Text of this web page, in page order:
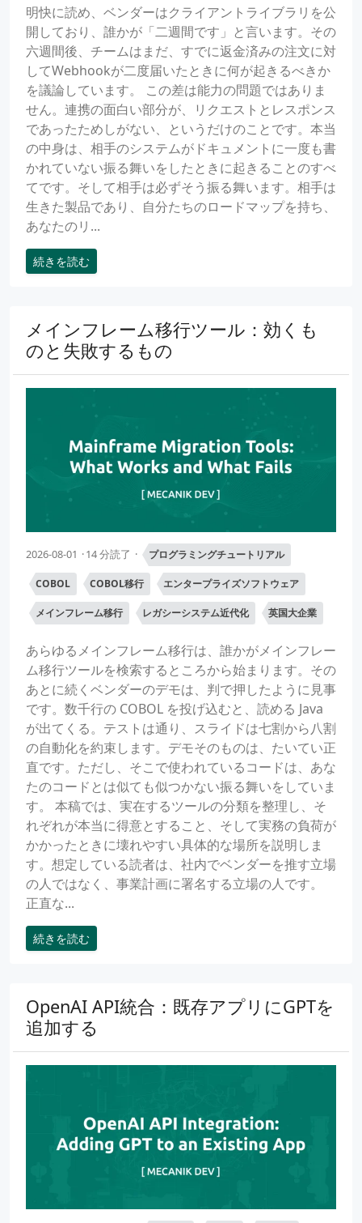
明快に読め、ベンダーはクライアントライブラリを公
開しており、誰かが「二週間です」と言います。その
六週間後、チームはまだ、すでに返金済みの注文に対
してWebhookが二度届いたときに何が起きるべきか
を議論しています。 この差は能力の問題ではありま
せん。連携の面白い部分が、リクエストとレスポンス
であったためしがない、というだけのことです。本当
の中身は、相手のシステムがドキュメントに一度も書
かれていない振る舞いをしたときに起きることのすべ
てです。そして相手は必ずそう振る舞います。相手は
生きた製品であり、自分たちのロードマップを持ち、
あなたのリ...
続きを読む
メインフレーム移行ツール：効くも
のと失敗するもの
2026-08-01 14 分読了 プログラミングチュートリアル
COBOL COBOL移行 エンタープライズソフトウェア
メインフレーム移行 レガシーシステム近代化 英国大企業
あらゆるメインフレーム移行は、誰かがメインフレー
ム移行ツールを検索するところから始まります。その
あとに続くベンダーのデモは、判で押したように見事
です。数千行の COBOL を投げ込むと、読める Java
が出てくる。テストは通り、スライドは七割から八割
の自動化を約束します。デモそのものは、たいてい正
直です。ただし、そこで使われているコードは、あな
たのコードとは似ても似つかない振る舞いをしていま
す。 本稿では、実在するツールの分類を整理し、そ
れぞれが本当に得意とすること、そして実務の負荷が
かかったときに壊れやすい具体的な場所を説明しま
す。想定している読者は、社内でベンダーを推す立場
の人ではなく、事業計画に署名する立場の人です。
正直な...
続きを読む
OpenAI API統合：既存アプリにGPTを
追加する